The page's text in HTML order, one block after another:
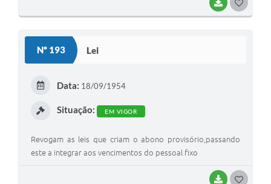
BAIXAR
Nº 193 Lei
BAIXAR
Data: 18/09/1954
Situação: EM VIGOR
Revogam as leis que criam o abono provisório,passando
este a integrar aos vencimentos do pessoal fixo